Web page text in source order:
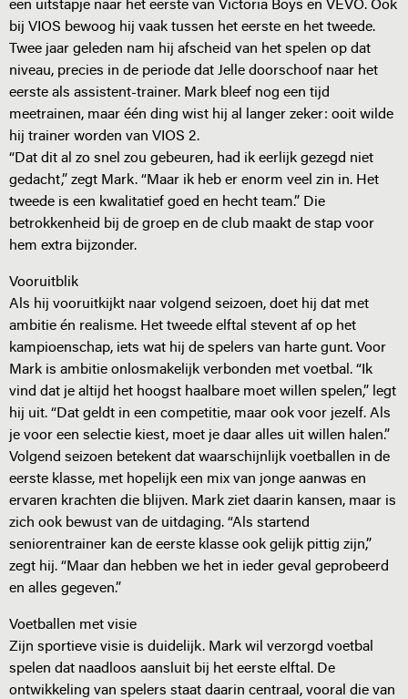
een uitstapje naar het eerste van Victoria Boys en VEVO. Ook
bij VIOS bewoog hij vaak tussen het eerste en het tweede.
Twee jaar geleden nam hij afscheid van het spelen op dat
niveau, precies in de periode dat Jelle doorschoof naar het
eerste als assistent-trainer. Mark bleef nog een tijd
meetrainen, maar één ding wist hij al langer zeker: ooit wilde
hij trainer worden van VIOS 2.
“Dat dit al zo snel zou gebeuren, had ik eerlijk gezegd niet
gedacht,” zegt Mark. “Maar ik heb er enorm veel zin in. Het
tweede is een kwalitatief goed en hecht team.” Die
betrokkenheid bij de groep en de club maakt de stap voor
hem extra bijzonder.
Vooruitblik
Als hij vooruitkijkt naar volgend seizoen, doet hij dat met
ambitie én realisme. Het tweede elftal stevent af op het
kampioenschap, iets wat hij de spelers van harte gunt. Voor
Mark is ambitie onlosmakelijk verbonden met voetbal. “Ik
vind dat je altijd het hoogst haalbare moet willen spelen,” legt
hij uit. “Dat geldt in een competitie, maar ook voor jezelf. Als
je voor een selectie kiest, moet je daar alles uit willen halen.”
Volgend seizoen betekent dat waarschijnlijk voetballen in de
eerste klasse, met hopelijk een mix van jonge aanwas en
ervaren krachten die blijven. Mark ziet daarin kansen, maar is
zich ook bewust van de uitdaging. “Als startend
seniorentrainer kan de eerste klasse ook gelijk pittig zijn,”
zegt hij. “Maar dan hebben we het in ieder geval geprobeerd
en alles gegeven.”
Voetballen met visie
Zijn sportieve visie is duidelijk. Mark wil verzorgd voetbal
spelen dat naadloos aansluit bij het eerste elftal. De
ontwikkeling van spelers staat daarin centraal, vooral die van